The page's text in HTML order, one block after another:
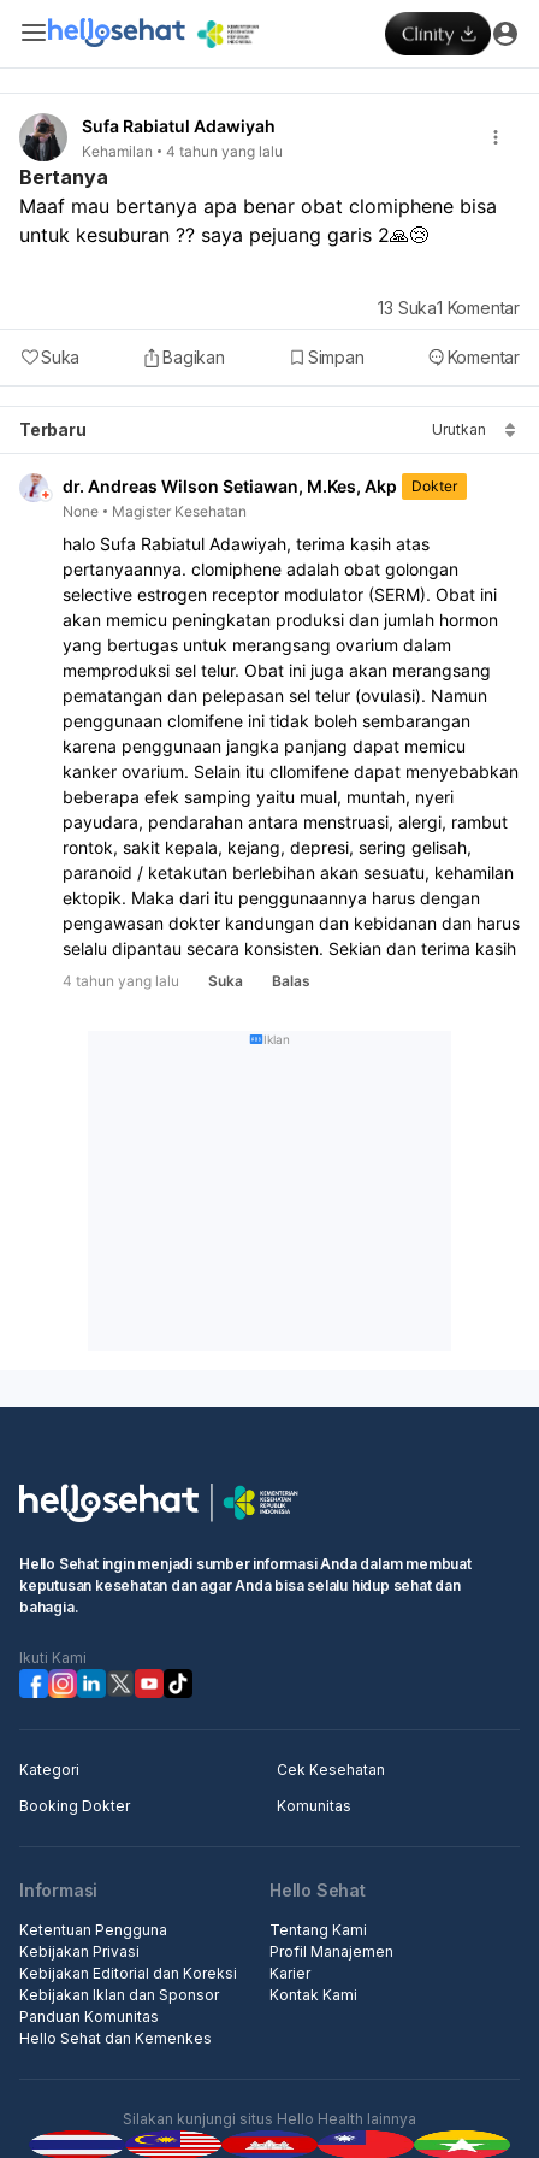
Sufa Rabiatul Adawiyah
Kehamilan 4 tahun yang lalu
Bertanya
Maaf mau bertanya apa benar obat clomiphene bisa
untuk kesuburan ?? saya pejuang garis 2🙏😢
Suka Bagikan Simpan Komentar
13 Suka1 Komentar
Terbaru Urutkan
dr. Andreas Wilson Setiawan, M.Kes, Akp
Dokter
None
Magister Kesehatan
halo Sufa Rabiatul Adawiyah, terima kasih atas
pertanyaannya. clomiphene adalah obat golongan
selective estrogen receptor modulator (SERM). Obat ini
akan memicu peningkatan produksi dan jumlah hormon
yang bertugas untuk merangsang ovarium dalam
memproduksi sel telur. Obat ini juga akan merangsang
pematangan dan pelepasan sel telur (ovulasi). Namun
penggunaan clomifene ini tidak boleh sembarangan
karena penggunaan jangka panjang dapat memicu
kanker ovarium. Selain itu cllomifene dapat menyebabkan
beberapa efek samping yaitu mual, muntah, nyeri
payudara, pendarahan antara menstruasi, alergi, rambut
rontok, sakit kepala, kejang, depresi, sering gelisah,
paranoid / ketakutan berlebihan akan sesuatu, kehamilan
ektopik. Maka dari itu penggunaannya harus dengan
pengawasan dokter kandungan dan kebidanan dan harus
selalu dipantau secara konsisten. Sekian dan terima kasih
4 tahun yang lalu Suka Balas
Iklan
Hello Sehat ingin menjadi sumber informasi Anda dalam membuat
keputusan kesehatan dan agar Anda bisa selalu hidup sehat dan
bahagia.
Ikuti Kami
Kategori
Cek Kesehatan
Booking Dokter
Komunitas
Informasi
Ketentuan Pengguna
Kebijakan Privasi
Kebijakan Editorial dan Koreksi
Kebijakan Iklan dan Sponsor
Panduan Komunitas
Hello Sehat dan Kemenkes
Hello Sehat
Tentang Kami
Profil Manajemen
Karier
Kontak Kami
Silakan kunjungi situs Hello Health lainnya